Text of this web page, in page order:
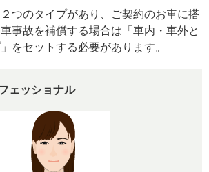
つのタイプがあり、ご契約のお車に搭
事故を補償する場合は「車内・車外と
をセットする必要があります。
ェッショナル